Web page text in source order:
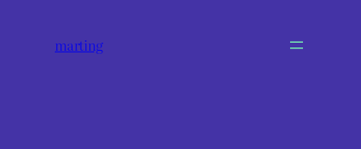
marting